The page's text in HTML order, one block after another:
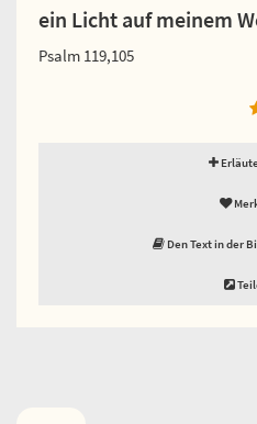
ein Licht auf meinem
Psalm 119,105
Den Text in der